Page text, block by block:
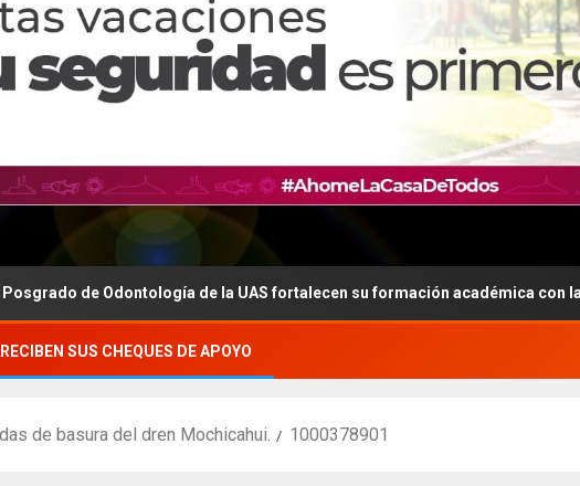
de Odontología de la UAS fortalecen su formación académica con la
SUS CHEQUES DE APOYO
de basura del dren Mochicahui. 1000378901